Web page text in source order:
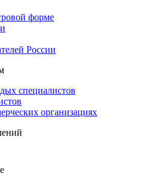
форме
России
специалистов
организациях